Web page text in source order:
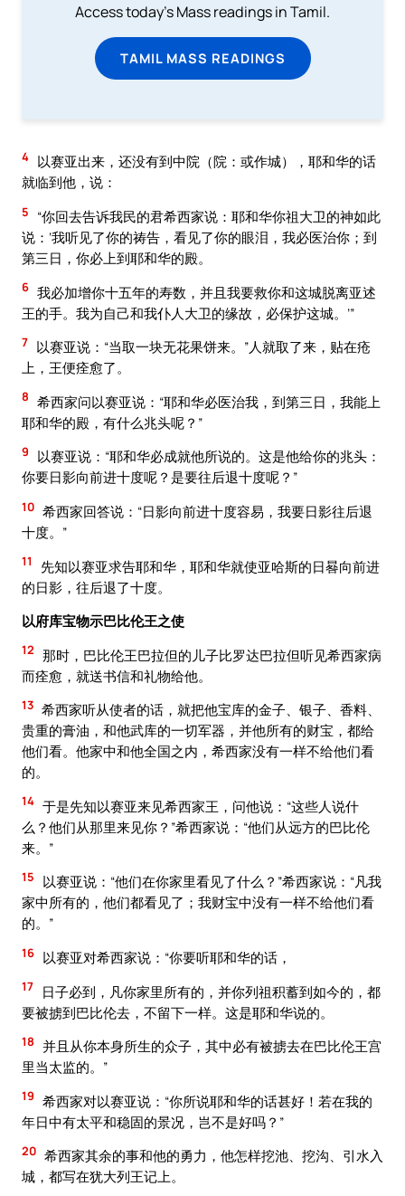
Access today's Mass readings in Tamil.
TAMIL MASS READINGS
4 以赛亚出来，还没有到中院（院：或作城），耶和华的话
就临到他，说：
5
“你回去告诉我民的君希西家说：耶和华你祖大卫的神如此
说：‘我听见了你的祷告，看见了你的眼泪，我必医治你；到
第三日，你必上到耶和华的殿。
6 我必加增你十五年的寿数，并且我要救你和这城脱离亚述
王的手。我为自己和我仆人大卫的缘故，必保护这城。’”
7 以赛亚说：“当取一块无花果饼来。”人就取了来，贴在疮
上，王便痊愈了。
8 希西家问以赛亚说：“耶和华必医治我，到第三日，我能上
耶和华的殿，有什么兆头呢？”
9
以赛亚说：“耶和华必成就他所说的。这是他给你的兆头：
你要日影向前进十度呢？是要往后退十度呢？”
10 希西家回答说：“日影向前进十度容易，我要日影往后退
十度。”
11
先知以赛亚求告耶和华，耶和华就使亚哈斯的日晷向前进
的日影，往后退了十度。
以府库宝物示巴比伦王之使
12 那时，巴比伦王巴拉但的儿子比罗达巴拉但听见希西家病
而痊愈，就送书信和礼物给他。
13 希西家听从使者的话，就把他宝库的金子、银子、香料、
贵重的膏油，和他武库的一切军器，并他所有的财宝，都给
他们看。他家中和他全国之内，希西家没有一样不给他们看
的。
14 于是先知以赛亚来见希西家王，问他说：“这些人说什
么？他们从那里来见你？”希西家说：“他们从远方的巴比伦
来。”
15
以赛亚说：“他们在你家里看见了什么？”希西家说：“凡我
家中所有的，他们都看见了；我财宝中没有一样不给他们看
的。”
16 以赛亚对希西家说：“你要听耶和华的话，
17
日子必到，凡你家里所有的，并你列祖积蓄到如今的，都
要被掳到巴比伦去，不留下一样。这是耶和华说的。
18 并且从你本身所生的众子，其中必有被掳去在巴比伦王宫
里当太监的。”
19 希西家对以赛亚说：“你所说耶和华的话甚好！若在我的
年日中有太平和稳固的景况，岂不是好吗？”
20 希西家其余的事和他的勇力，他怎样挖池、挖沟、引水入
城，都写在犹大列王记上。